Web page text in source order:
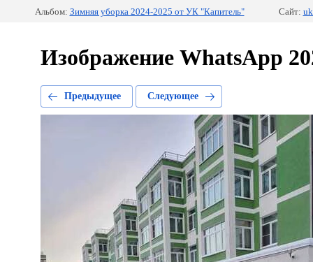
Альбом: Зимняя уборка 2024-2025 от УК "Капитель" Сайт:
Изображение WhatsApp
Предыдущее Следующее